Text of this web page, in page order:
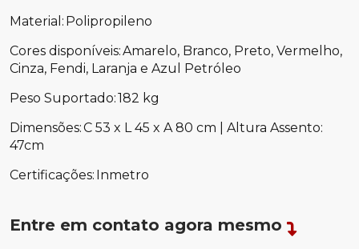
Material: Polipropileno
Cores disponíveis: Amarelo, Branco, Preto, Vermelho,
Cinza, Fendi, Laranja e Azul Petróleo
Peso Suportado: 182 kg
Dimensões: C 53 x L 45 x A 80 cm | Altura Assento:
47cm
Certificações: Inmetro
Entre em contato agora mesmo